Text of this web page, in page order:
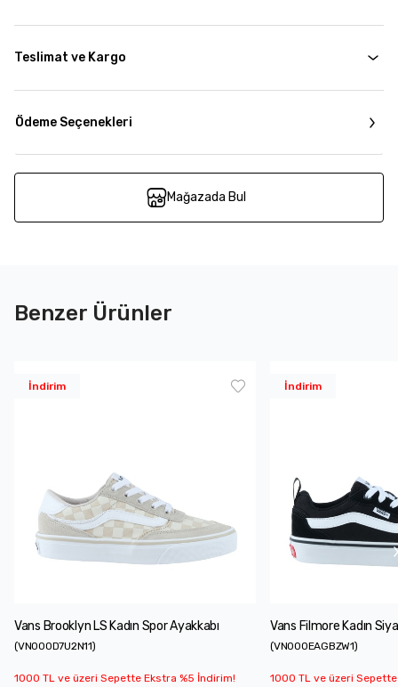
Teslimat ve Kargo
Ödeme Seçenekleri
Mağazada Bul
Benzer Ürünler
İndirim
Vans Brooklyn LS Kadın Spor Ayakkabı
(VN000D7U2N11)
1000 TL ve üzeri Sepette Ekstra %5 İndirim!
İndirim
Vans Filmore Kadın
(VN000EAGBZW1)
1000 TL ve üzeri